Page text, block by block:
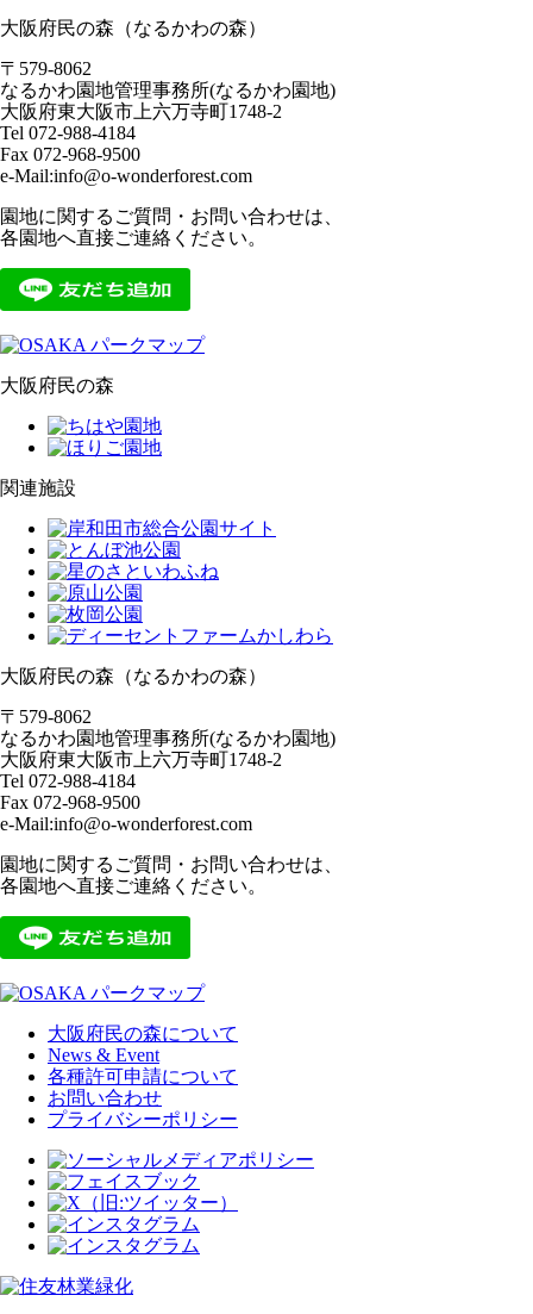
大阪府民の森（なるかわの森）
〒579-8062
なるかわ園地管理事務所(なるかわ園地)
大阪府東大阪市上六万寺町1748-2
Tel 072-988-4184
Fax 072-968-9500
e-Mail:info@o-wonderforest.com
園地に関するご質問・お問い合わせは、
各園地へ直接ご連絡ください。
大阪府民の森
関連施設
大阪府民の森（なるかわの森）
〒579-8062
なるかわ園地管理事務所(なるかわ園地)
大阪府東大阪市上六万寺町1748-2
Tel 072-988-4184
Fax 072-968-9500
e-Mail:info@o-wonderforest.com
園地に関するご質問・お問い合わせは、
各園地へ直接ご連絡ください。
大阪府民の森について
News & Event
各種許可申請について
お問い合わせ
プライバシーポリシー